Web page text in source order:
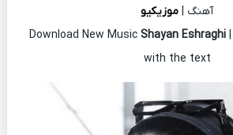
آهنگ | موزیکیو
Download New Music Shayan Eshraghi |
with the text